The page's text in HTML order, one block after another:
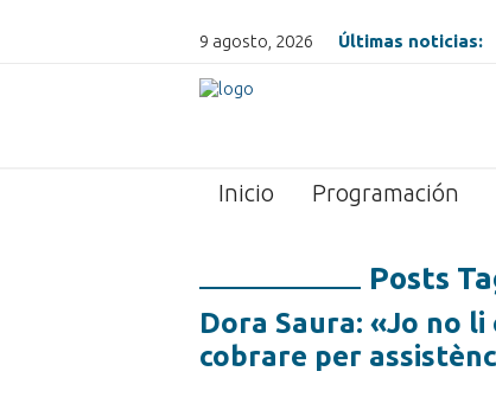
9 agosto, 2026 Últimas noticias:
Inicio Programación
Posts
Dora Saura: «Jo no
cobrare per